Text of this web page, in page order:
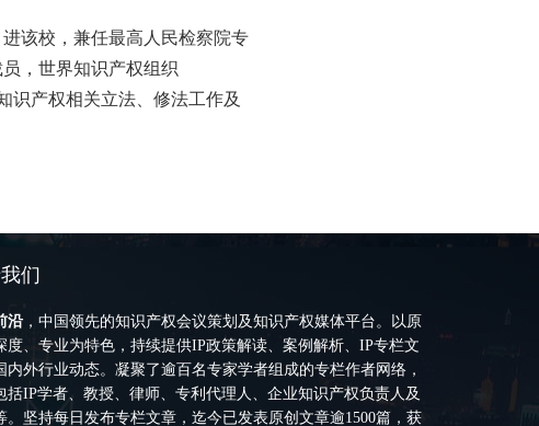
该校，兼任最高人民检察院专
，世界知识产权组织
识产权相关立法、修法工作及
们
沿 ，中国领先的知识产权会议策划及知识产权媒体平台。以原
度、专业为特色，持续提供IP政策解读、案例解析、IP专栏文
内外行业动态。凝聚了逾百名专家学者组成的专栏作者网络，
括IP学者、教授、律师、专利代理人、企业知识产权负责人及
。坚持每日发布专栏文章，迄今已发表原创文章逾1500篇，获